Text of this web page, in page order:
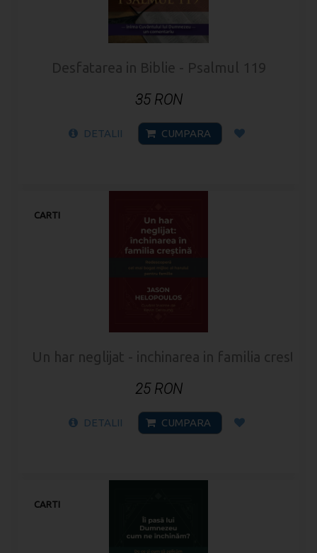
Desfatarea in Biblie - Psalmul 119
35 RON
DETALII CUMPARA
CARTI
Un har neglijat - inchinarea in familia crestina
25 RON
DETALII CUMPARA
CARTI